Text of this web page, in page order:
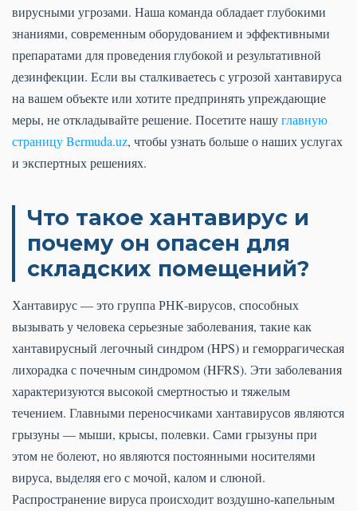
вирусными угрозами. Наша команда обладает глубокими
знаниями, современным оборудованием и эффективными
препаратами для проведения глубокой и результативной
дезинфекции. Если вы сталкиваетесь с угрозой хантавируса
на вашем объекте или хотите предпринять упреждающие
меры, не откладывайте решение. Посетите нашуглавную
страницу Bermuda.uz, чтобы узнать больше о наших услугах
и экспертных решениях.
Что такое хантавирус и
почему он опасен для
складских помещений?
Хантавирус — это группа РНК-вирусов, способных
вызывать у человека серьезные заболевания, такие как
хантавирусный легочный синдром (HPS) и геморрагическая
лихорадка с почечным синдромом (HFRS). Эти заболевания
характеризуются высокой смертностью и тяжелым
течением. Главными переносчиками хантавирусов являются
грызуны — мыши, крысы, полевки. Сами грызуны при
этом не болеют, но являются постоянными носителями
вируса, выделяя его с мочой, калом и слюной.
Распространение вируса происходит воздушно-капельным